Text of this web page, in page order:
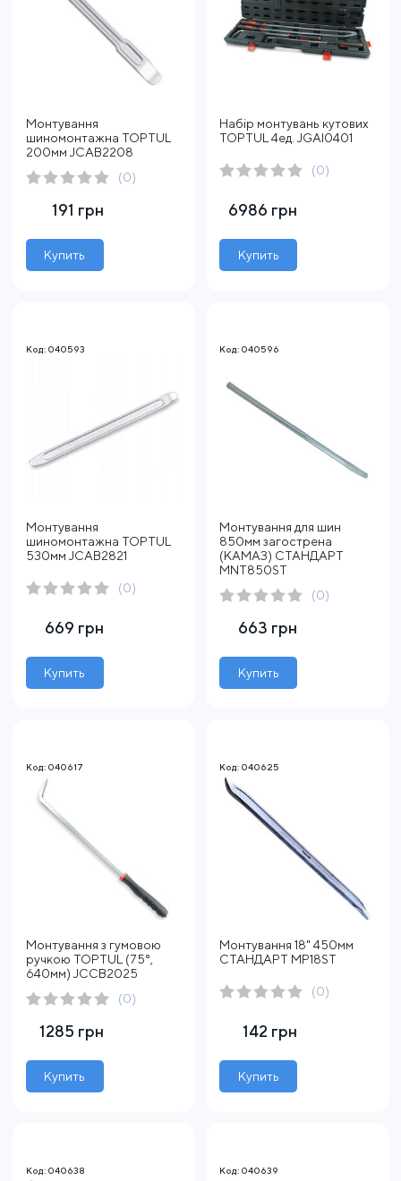
Монтування
шиномонтажна TOPTUL
200мм JCAB2208
(0)
191 грн
Купить
Набір монтувань кутових
TOPTUL 4ед. JGAI0401
(0)
6986 грн
Купить
Код: 040593
Монтування
шиномонтажна TOPTUL
530мм JCAB2821
(0)
669 грн
Купить
Код: 040596
Монтування для шин
850мм загострена
(КАМАЗ) СТАНДАРТ
MNT850ST
(0)
663 грн
Купить
Код: 040617
Монтування з гумовою
ручкою TOPTUL (75°,
640мм) JCCB2025
(0)
1285 грн
Купить
Код: 040625
Монтування 18" 450мм
СТАНДАРТ MP18ST
(0)
142 грн
Купить
Код: 040638 Код: 040639